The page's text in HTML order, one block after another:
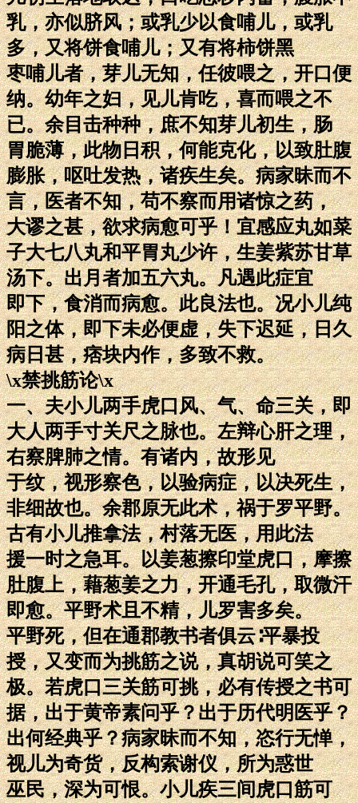
乳，亦似脐风；或乳少以食哺儿，或乳
多，又将饼食哺儿；又有将柿饼黑
枣哺儿者，芽儿无知，任彼喂之，开口便
纳。幼年之妇，见儿肯吃，喜而喂之不
已。余目击种种，庶不知芽儿初生，肠
胃脆薄，此物日积，何能克化，以致肚腹
膨胀，呕吐发热，诸疾生矣。病家昧而不
言，医者不知，苟不察而用诸惊之药，
大谬之甚，欲求病愈可乎！宜感应丸如菜
子大七八丸和平胃丸少许，生姜紫苏甘草
汤下。出月者加五六丸。凡遇此症宜
即下，食消而病愈。此良法也。况小儿纯
阳之体，即下未必便虚，失下迟延，日久
病日甚，痞块内作，多致不救。
\x禁挑筋论\x
一、夫小儿两手虎口风、气、命三关，即
大人两手寸关尺之脉也。左辩心肝之理，
右察脾肺之情。有诸内，故形见
于纹，视形察色，以验病症，以决死生，
非细故也。余郡原无此术，祸于罗平野。
古有小儿推拿法，村落无医，用此法
援一时之急耳。以姜葱擦印堂虎口，摩擦
肚腹上，藉葱姜之力，开通毛孔，取微汗
即愈。平野术且不精，儿罗害多矣。
平野死，但在通郡教书者俱云∶平暴投
授，又变而为挑筋之说，真胡说可笑之
极。若虎口三关筋可挑，必有传授之书可
据，出于黄帝素问乎？出于历代明医乎？
出何经典乎？病家昧而不知，恣行无惮，
视儿为奇货，反构索谢仪，所为惑世
巫民，深为可恨。小儿疾三间虎口筋可